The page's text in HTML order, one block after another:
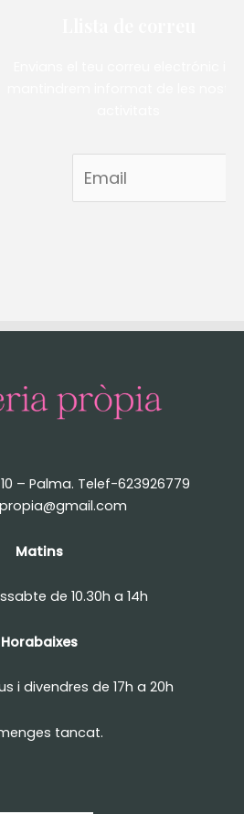
– Palma. Telef-623926779
Matins
de 10.30h a 14h
Horabaixes
i divendres de 17h a 20h
tancat.